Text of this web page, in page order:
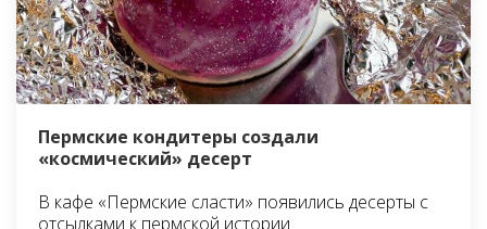
Пермские кондитеры создали
«космический» десерт
В кафе «Пермские сласти» появились десерты с
отсылками к пермской истории